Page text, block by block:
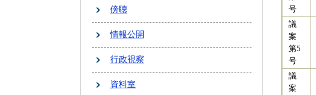
傍聴
情報公開
行政視察
資料室
号
議
案
第5
号
議
案